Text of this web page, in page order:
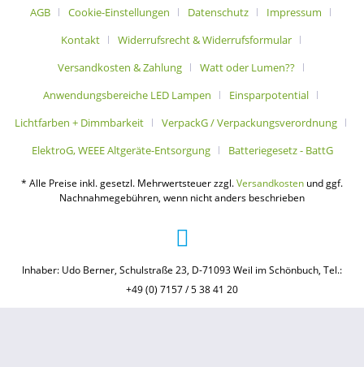
AGB Cookie-Einstellungen Datenschutz
Impressum
Kontakt
Widerrufsrecht & Widerrufsformular
Versandkosten & Zahlung
Watt oder Lumen??
Anwendungsbereiche LED Lampen
Einsparpotential
Lichtfarben + Dimmbarkeit
VerpackG / Verpackungsverordnung
ElektroG, WEEE Altgeräte-Entsorgung
Batteriegesetz - BattG
* Alle Preise inkl. gesetzl. Mehrwertsteuer zzgl.Versandkosten und ggf.
Nachnahmegebühren, wenn nicht anders beschrieben
Inhaber: Udo Berner, Schulstraße 23, D-71093 Weil im Schönbuch, Tel.:
+49 (0) 7157 / 5 38 41 20